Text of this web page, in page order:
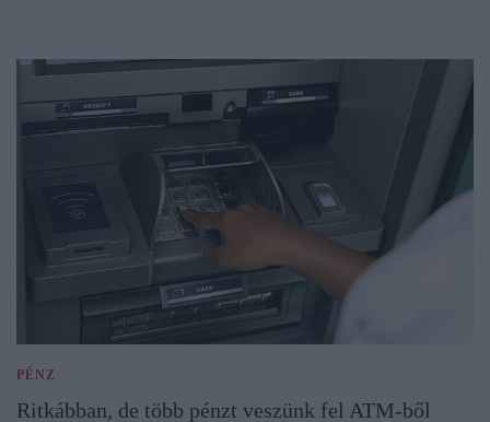
PÉNZ
Ritkábban, de több pénzt veszünk fel ATM-ből